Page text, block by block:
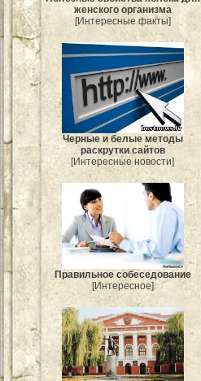
женского организма
[Интересные факты]
Черные и белые методы
раскрутки сайтов
[Интересные новости]
Правильное собеседование
[Интересное]